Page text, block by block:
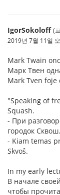
IgorSokoloff (
2019년 7월 11일
Mark Twain
Марк Твен
Mark Tven foje
"Speaking of
Squash.
- При
городок Сквош.
- Kiam temas
Skvoŝ.
In my early
В начале
чтобы